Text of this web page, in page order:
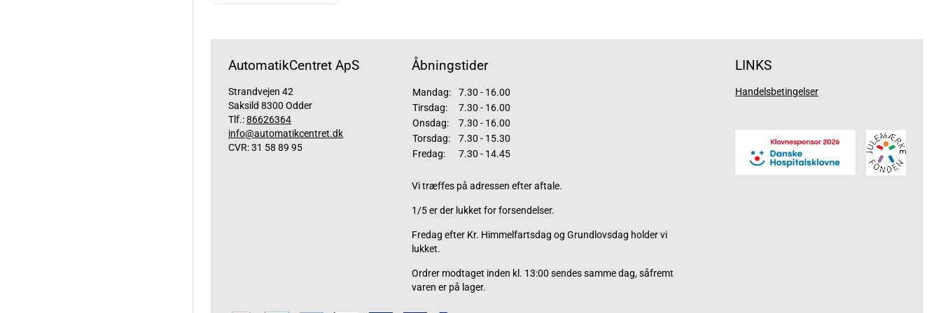
AutomatikCentret ApS
Strandvejen 42
Saksild 8300 Odder
Tlf.:86626364
info@automatikcentret.dk
CVR: 31 58 89 95
Åbningstider
Mandag:
7.30 - 16.00
Tirsdag:
7.30 - 16.00
Onsdag:
7.30 - 16.00
Torsdag:
7.30 - 15.30
Fredag:
7.30 - 14.45
Vi træffes på adressen efter aftale.
1/5 er der lukket for forsendelser.
Fredag efter Kr. Himmelfartsdag og Grundlovsdag holder vi
lukket.
Ordrer modtaget inden kl. 13:00 sendes samme dag, såfremt
varen er på lager.
LINKS
Handelsbetingelser